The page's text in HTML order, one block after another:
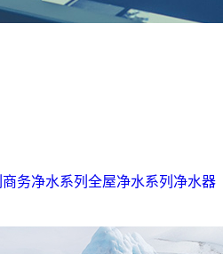
商务净水系列 全屋净水系列 净水器